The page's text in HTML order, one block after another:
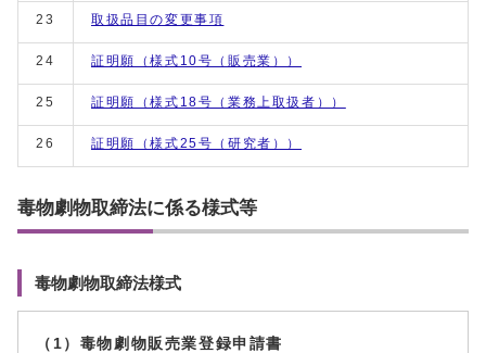
23 取扱品目の変更事項
24 証明願（様式10号（販売業））
25 証明願（様式18号（業務上取扱者））
26 証明願（様式25号（研究者））
毒物劇物取締法に係る様式等
毒物劇物取締法様式
（1）毒物劇物販売業登録申請書